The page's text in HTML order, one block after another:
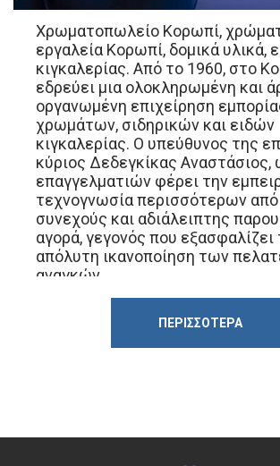
Χρωματοπωλείο Κορωπί,
εργαλεία Κορωπί, δομικά υλικά,
κιγκαλερίας. Από το 1960, στο
εδρεύει μια ολοκληρωμένη και
οργανωμένη επιχείρηση
χρωμάτων, σιδηρικών και ειδών
κιγκαλερίας. Ο υπεύθυνος της
κύριος Δεδεγκίκας Αναστάσιος,
επαγγελματιών φέρει την
τεχνογνωσία περισσότερων
συνεχούς και αδιάλειπτης
αγορά, γεγονός που εξασφαλίζει
απόλυτη ικανοποίηση των
αναγκών.
Στο ‘Χρωματοπωλείο Δεδεγκίκα’
τεράστια γκάμα οικοδομικών
προστασίας εργαζομένου, ειδών
ΠΕΡΙΣΣΌΤΕΡΑ